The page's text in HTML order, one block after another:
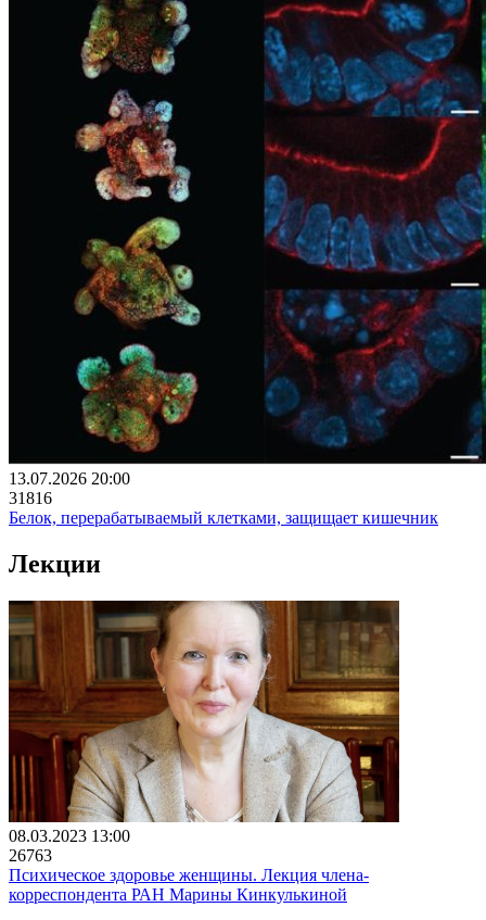
13.07.2026 20:00
31816
Белок, перерабатываемый клетками, защищает кишечник
Лекции
08.03.2023 13:00
26763
Психическое здоровье женщины. Лекция члена-
корреспондента РАН Марины Кинкулькиной